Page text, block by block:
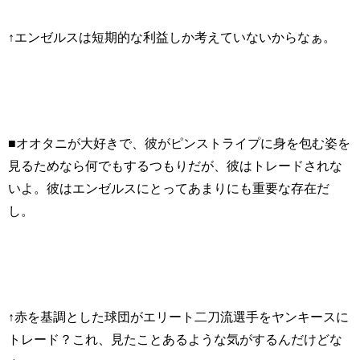
↑エンゼルスは短期的な利益しか考えていないからなぁ。
■オオタニが大好きで、彼がピンストライプに身を包む姿を
見るためなら何でもするつもりだが、彼はトレードされな
いよ。彼はエンゼルスにとってあまりにも重要な存在だ
し。
↑赤を基調とした球団がエリート二刀流選手をヤンキースに
トレード？これ、見たことあるような気がするんだけどな